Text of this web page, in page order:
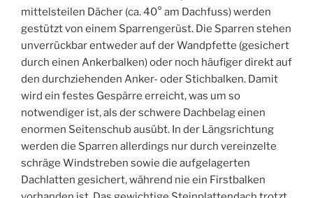
mittelsteilen Dächer (ca. 40° am Dachfuss) werden
gestützt von einem Sparrengerüst. Die Sparren stehen
unverrückbar entweder auf der Wandpfette (gesichert
durch einen Ankerbalken) oder noch häufiger direkt auf
den durchziehenden Anker- oder Stichbalken. Damit
wird ein festes Gespärre erreicht, was um so
notwendiger ist, als der schwere Dachbelag einen
enormen Seitenschub ausübt. In der Längsrichtung
werden die Sparren allerdings nur durch vereinzelte
schräge Windstreben sowie die aufgelagerten
Dachlatten gesichert, während nie ein Firstbalken